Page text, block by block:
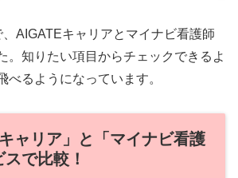
、AIGATEキャリアとマイナビ看護師
。知りたい項目からチェックできるよ
べるようになっています。
ャリア」と「マイナビ看護
で比較！